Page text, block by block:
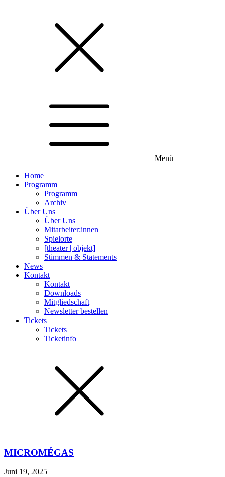
Menü
Home
Programm
Programm
Archiv
Über Uns
Über Uns
Mitarbeiter:innen
Spielorte
[theater | objekt]
Stimmen & Statements
News
Kontakt
Kontakt
Downloads
Mitgliedschaft
Newsletter bestellen
Tickets
Tickets
Ticketinfo
MICROMÉGAS
Juni 19, 2025